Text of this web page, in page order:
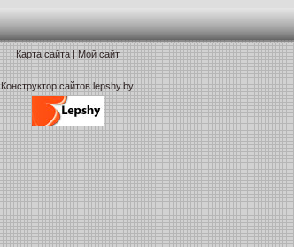
Карта сайта | Мой сайт
Конструктор сайтов lepshy.by